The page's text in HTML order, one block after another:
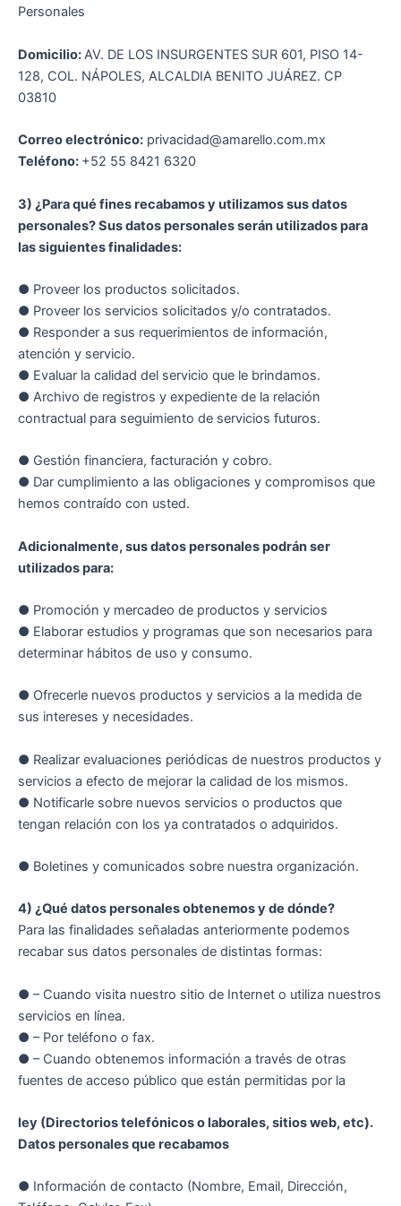
Personales
Domicilio:AV. DE LOS INSURGENTES SUR 601, PISO 14-
128, COL. NÁPOLES, ALCALDIA BENITO JUÁREZ. CP
03810
Correo electrónico: privacidad@amarello.com.mx
Teléfono: +52 55 8421 6320
3) ¿Para qué fines recabamos y utilizamos sus datos
personales? Sus datos personales serán utilizados para
las siguientes finalidades:
● Proveer los productos solicitados.
● Proveer los servicios solicitados y/o contratados.
● Responder a sus requerimientos de información,
atención y servicio.
● Evaluar la calidad del servicio que le brindamos.
● Archivo de registros y expediente de la relación
contractual para seguimiento de servicios futuros.
● Gestión financiera, facturación y cobro.
● Dar cumplimiento a las obligaciones y compromisos que
hemos contraído con usted.
Adicionalmente, sus datos personales podrán ser
utilizados para:
● Promoción y mercadeo de productos y servicios
● Elaborar estudios y programas que son necesarios para
determinar hábitos de uso y consumo.
● Ofrecerle nuevos productos y servicios a la medida de
sus intereses y necesidades.
● Realizar evaluaciones periódicas de nuestros productos y
servicios a efecto de mejorar la calidad de los mismos.
● Notificarle sobre nuevos servicios o productos que
tengan relación con los ya contratados o adquiridos.
● Boletines y comunicados sobre nuestra organización.
4) ¿Qué datos personales obtenemos y de dónde?
Para las finalidades señaladas anteriormente podemos
recabar sus datos personales de distintas formas:
● – Cuando visita nuestro sitio de Internet o utiliza nuestros
servicios en línea.
● – Por teléfono o fax.
● – Cuando obtenemos información a través de otras
fuentes de acceso público que están permitidas por la
ley (Directorios telefónicos o laborales, sitios web, etc).
Datos personales que recabamos
● Información de contacto (Nombre, Email, Dirección,